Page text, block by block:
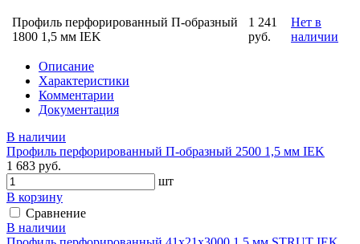
Профиль перфорированный П-образный
1800 1,5 мм IEK
1 241
руб.
Нет в
наличии
Описание
Характеристики
Комментарии
Документация
В наличии
Профиль перфорированный П-образный 2500 1,5 мм IEK
1 683 руб.
шт
В корзину
Сравнение
В наличии